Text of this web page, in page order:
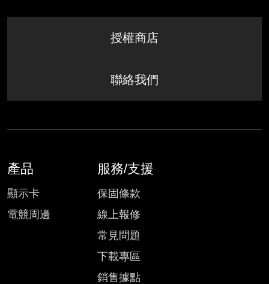
授權商店
聯絡我們
產品
顯示卡
電競周邊
服務/支援
保固條款
線上報修
常見問題
下載專區
銷售據點